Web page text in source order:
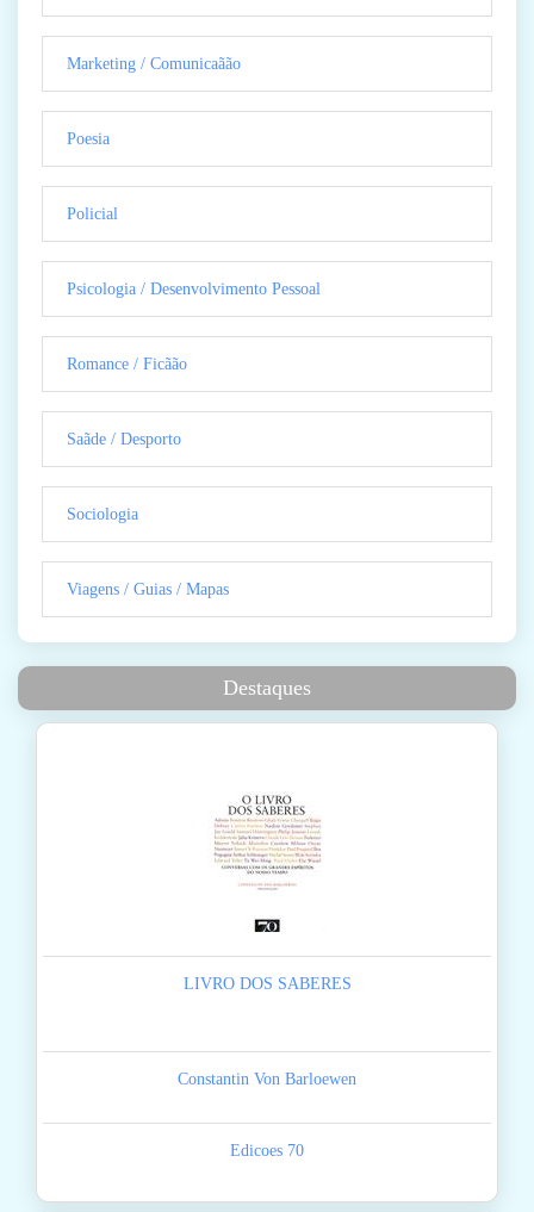
Marketing / Comunicaãão
Poesia
Policial
Psicologia / Desenvolvimento Pessoal
Romance / Ficãão
Saãde / Desporto
Sociologia
Viagens / Guias / Mapas
Destaques
LIVRO DOS SABERES
Constantin Von Barloewen
Edicoes 70